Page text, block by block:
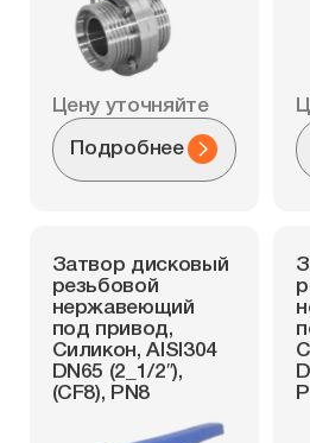
Цену уточняйте
Подробнее
Затвор дисковый
резьбовой
нержавеющий
под привод,
Силикон, AISI304
DN65 (2_1/2″),
(CF8), PN8